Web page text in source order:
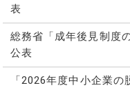
表
総務省「成年後見制度
公表
「2026年度中小企業